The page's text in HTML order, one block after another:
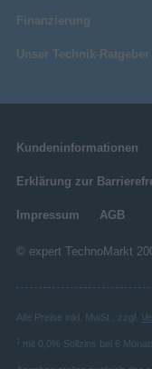
Finanzierung
Unser Technik-Ratgeber
Kundeninformationen
Erklärung zur
Impressum AGB
© expert TechnoMarkt
Alle Preise inkl. MwSt., zzgl.
mit 0,0% Sollzins bei 6